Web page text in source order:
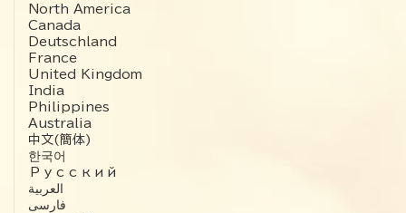
North America
Canada
Deutschland
France
United Kingdom
India
Philippines
Australia
中文(簡体)
한국어
Русский
العربية‏
فارسی